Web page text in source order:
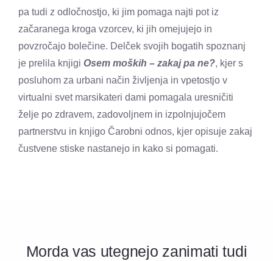
pa tudi z odločnostjo, ki jim pomaga najti pot iz
začaranega kroga vzorcev, ki jih omejujejo in
povzročajo bolečine. Delček svojih bogatih spoznanj
je prelila knjigi Osem moških – zakaj pa ne?, kjer s
posluhom za urbani način življenja in vpetostjo v
virtualni svet marsikateri dami pomagala uresničiti
želje po zdravem, zadovoljnem in izpolnjujočem
partnerstvu in knjigo Čarobni odnos, kjer opisuje zakaj
čustvene stiske nastanejo in kako si pomagati.
Morda vas utegnejo zanimati tudi